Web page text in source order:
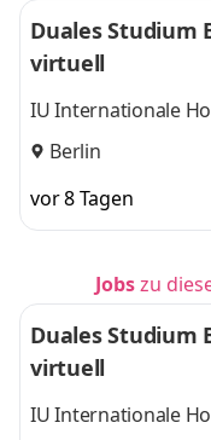
Duales Studium
virtuell
IU Internationale
Berlin
vor 8 Tagen
Jobszu
Duales Studium
virtuell
IU Internationale